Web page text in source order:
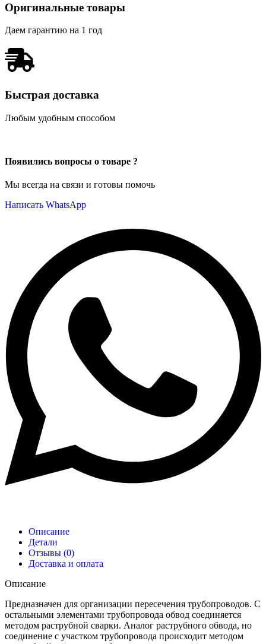
Оригинальные товары
Даем гарантию на 1 год
Быстрая доставка
Любым удобным способом
Появились вопросы о товаре ?
Мы всегда на связи и готовы помочь
Написать WhatsApp
Описание
Детали
Отзывы (0)
Доставка и оплата
Описание
Предназначен для организации пересечения трубопроводов. С
остальными элементами трубопровода обвод соединяется
методом раструбной сварки. Аналог раструбного обвода, но
соединение с участком трубопровода происходит методом